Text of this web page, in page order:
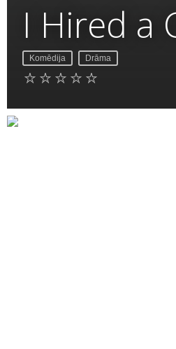
I Hired a
Komēdija Drāma